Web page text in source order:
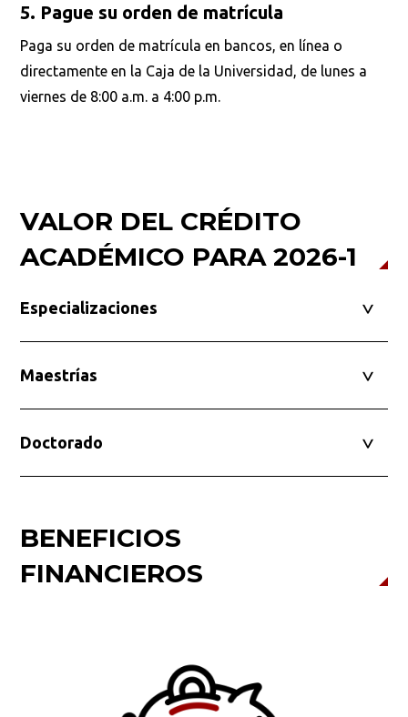
5. Pague su orden de matrícula
Paga su orden de matrícula en bancos, en línea o
directamente en la Caja de la Universidad, de lunes a
viernes de 8:00 a.m. a 4:00 p.m.
VALOR DEL CRÉDITO
ACADÉMICO PARA 2026-1
Especializaciones
Maestrías
Doctorado
BENEFICIOS
FINANCIEROS